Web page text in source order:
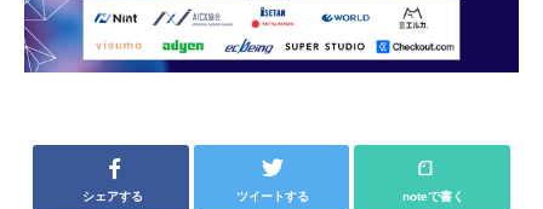
シェアする ツイートする noteで書く